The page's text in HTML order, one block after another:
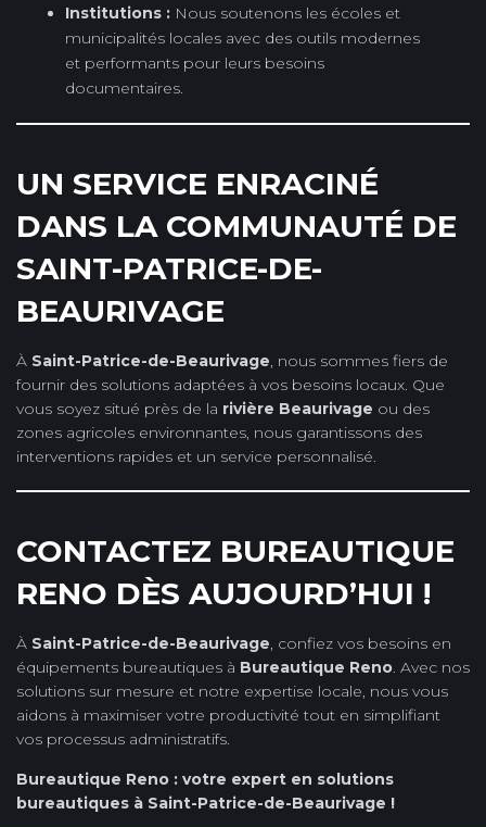
Institutions : Nous soutenons les écoles et
municipalités locales avec des outils modernes
et performants pour leurs besoins
documentaires.
UN SERVICE ENRACINÉ
DANS LA COMMUNAUTÉ DE
SAINT-PATRICE-DE-
BEAURIVAGE
À Saint-Patrice-de-Beaurivage, nous sommes fiers de
fournir des solutions adaptées à vos besoins locaux. Que
vous soyez situé près de la rivière Beaurivage ou des
zones agricoles environnantes, nous garantissons des
interventions rapides et un service personnalisé.
CONTACTEZ BUREAUTIQUE
RENO DÈS AUJOURD’HUI !
À Saint-Patrice-de-Beaurivage, confiez vos besoins en
équipements bureautiques à Bureautique Reno. Avec nos
solutions sur mesure et notre expertise locale, nous vous
aidons à maximiser votre productivité tout en simplifiant
vos processus administratifs.
Bureautique Reno : votre expert en solutions
bureautiques à Saint-Patrice-de-Beaurivage !